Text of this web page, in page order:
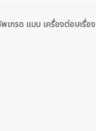
เกรด แบบ เครื่องต่อเครื่อง